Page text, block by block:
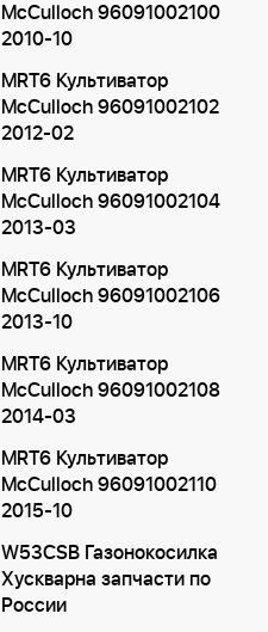
McCulloch 96091002100
2010-10
MRT6 Культиватор
McCulloch 96091002102
2012-02
MRT6 Культиватор
McCulloch 96091002104
2013-03
MRT6 Культиватор
McCulloch 96091002106
2013-10
MRT6 Культиватор
McCulloch 96091002108
2014-03
MRT6 Культиватор
McCulloch 96091002110
2015-10
W53CSB Газонокосилка
Хускварна запчасти по
России